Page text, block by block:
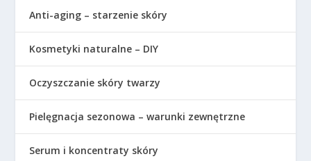
Anti-aging – starzenie skóry
Kosmetyki naturalne – DIY
Oczyszczanie skóry twarzy
Pielęgnacja sezonowa – warunki zewnętrzne
Serum i koncentraty skóry